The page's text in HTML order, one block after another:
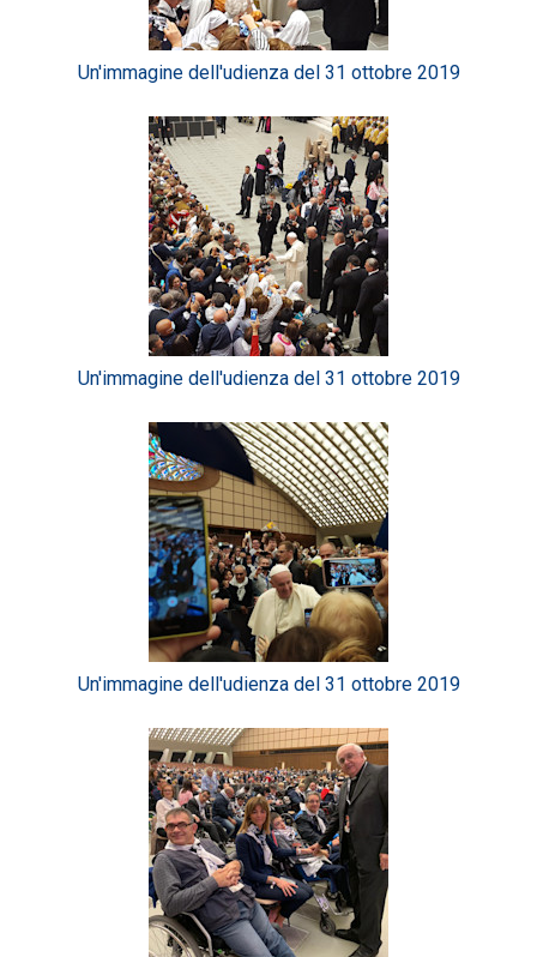
Un'immagine dell'udienza del 31 ottobre 2019
Un'immagine dell'udienza del 31 ottobre 2019
Un'immagine dell'udienza del 31 ottobre 2019